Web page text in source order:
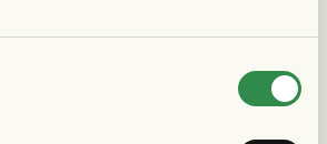
Biljettuthämtning
byter ditt värdebevis mot
samt vad som gäller för dig
eller fått förhinder.